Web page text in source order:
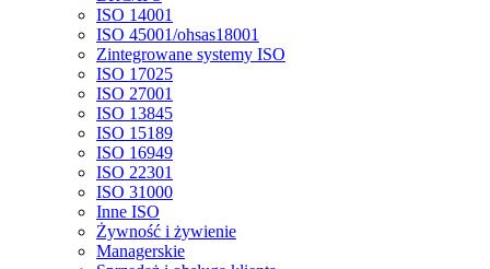
ISO 14001
ISO 45001/ohsas18001
Zintegrowane systemy ISO
ISO 17025
ISO 27001
ISO 13845
ISO 15189
ISO 16949
ISO 22301
ISO 31000
Inne ISO
Żywność i żywienie
Managerskie